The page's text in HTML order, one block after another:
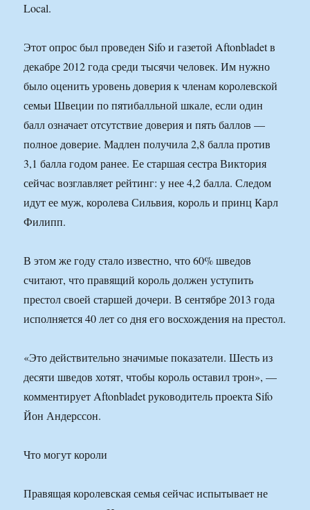
Local.
Этот опрос был проведен Sifo и газетой Aftonbladet в
декабре 2012 года среди тысячи человек. Им нужно
было оценить уровень доверия к членам королевской
семьи Швеции по пятибалльной шкале, если один
балл означает отсутствие доверия и пять баллов —
полное доверие. Мадлен получила 2,8 балла против
3,1 балла годом ранее. Ее старшая сестра Виктория
сейчас возглавляет рейтинг: у нее 4,2 балла. Следом
идут ее муж, королева Сильвия, король и принц Карл
Филипп.
В этом же году стало известно, что 60% шведов
считают, что правящий король должен уступить
престол своей старшей дочери. В сентябре 2013 года
исполняется 40 лет со дня его восхождения на престол.
«Это действительно значимые показатели. Шесть из
десяти шведов хотят, чтобы король оставил трон», —
комментирует Aftonbladet руководитель проекта Sifo
Йон Андерссон.
Что могут короли
Правящая королевская семья сейчас испытывает не